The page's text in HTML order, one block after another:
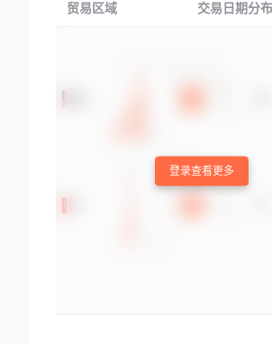
贸易区域 交易日期分布
登录查看更多